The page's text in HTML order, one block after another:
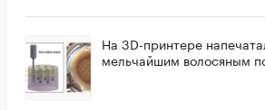
На 3D-принтере
мельчайшим волосяным